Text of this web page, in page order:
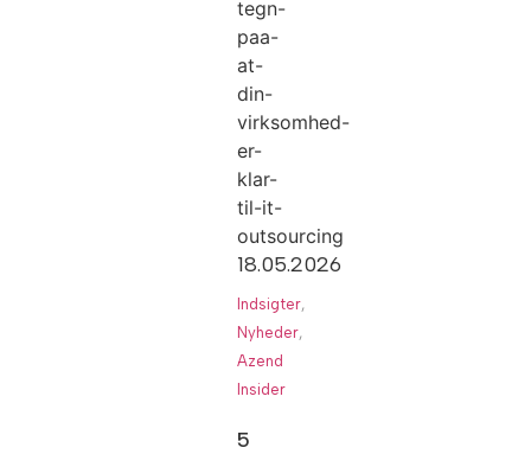
18.05.2026
Indsigter,
Nyheder,
Azend
Insider
5